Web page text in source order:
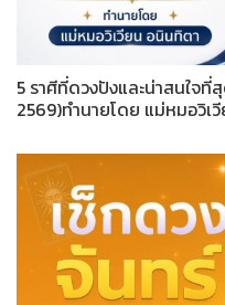
5 ราศีที่ดวงปังและน่าสนใจ
2569)ทำนายโดย แม่หมอวิเ